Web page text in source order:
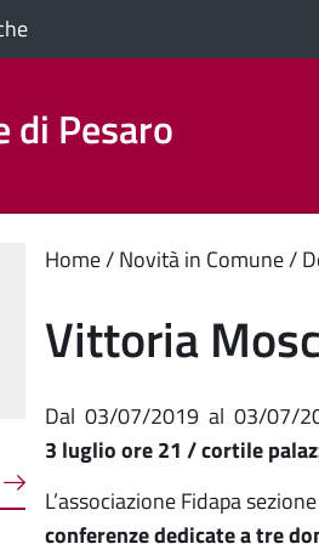
di Pesaro
Aree Tematiche
Contenuto
principale
Home Novità in Comune
Vittoria
Dal 03/07/2019 al 03/07/
3 luglio ore 21 / cortile
L’associazione Fidapa
conferenze dedicate a tre